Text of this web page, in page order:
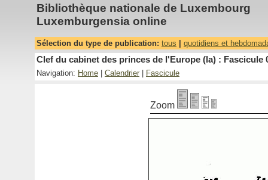
Bibliothèque nationale de Luxembourg
Luxemburgensia online
Sélection du type de publication: tous quotidiens et
Clef du cabinet des princes de l'Europe (la) : Fascicule
Navigation: Home Calendrier Fascicule
Zoom